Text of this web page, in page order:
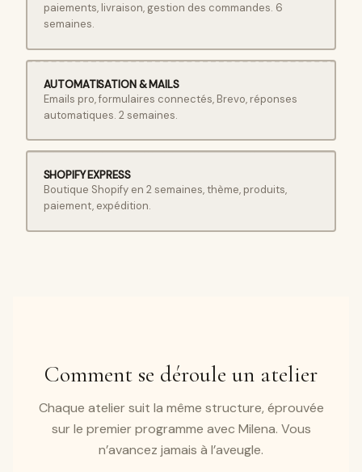
paiements, livraison, gestion des commandes. 6
semaines.
AUTOMATISATION & MAILS
Emails pro, formulaires connectés, Brevo, réponses
automatiques. 2 semaines.
SHOPIFY EXPRESS
Boutique Shopify en 2 semaines, thème, produits,
paiement, expédition.
Comment se déroule un atelier
Chaque atelier suit la même structure, éprouvée
sur le premier programme avec Milena. Vous
n’avancez jamais à l’aveugle.